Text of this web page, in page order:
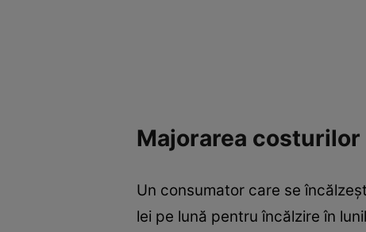
Majorarea
Un consumator care se
lei pe lună pentru încălzire în